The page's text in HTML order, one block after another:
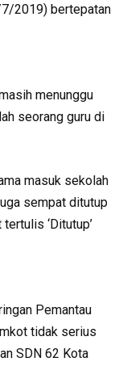
2019) bertepatan
menunggu
seorang guru di
masuk sekolah
sempat ditutup
‘Ditutup’
Pemantau
tidak serius
SDN 62 Kota